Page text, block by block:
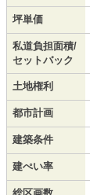
坪単価
私道負担面積/
セットバック
土地権利
都市計画
建築条件
建ぺい率